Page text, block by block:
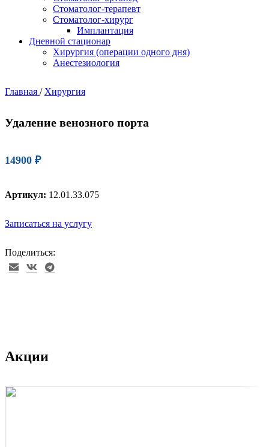
Стоматолог-терапевт
Стоматолог-хирург
Имплантация
Дневной стационар
Хирургия (операции одного дня)
Анестезиология
Главная / Хирургия
Удаление венозного порта
14900 ₽
Артикул: 12.01.33.075
Записаться на услугу
Поделиться:
Акции